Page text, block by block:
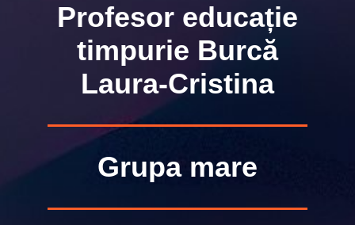
Profesor educație
timpurie Burcă
Laura-Cristina
Grupa mare